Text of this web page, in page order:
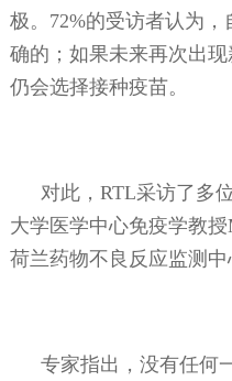
极。 72%的受访者认为，
确的；如果未来再次出现
仍会选择接种疫苗。
对此， RTL采访了多
大学医学中心免疫学教授
荷兰药物不良反应监测中
专家指出，没有任何